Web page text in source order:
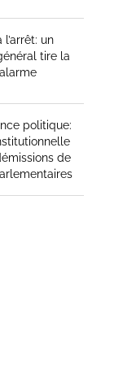
l’arrêt: un
tire la
politique:
de